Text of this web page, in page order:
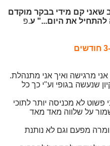
קם מידי בבקר מוקדם
להתחיל את היום..." ע.פ
מרגישה ואיך אני מתנהלת.
שנעשה בגופי וע"י כך כל
פשוט לא מכניסה יותר לתוכי
על שלווה מאד מאד
מפעם וגם לא נותנת